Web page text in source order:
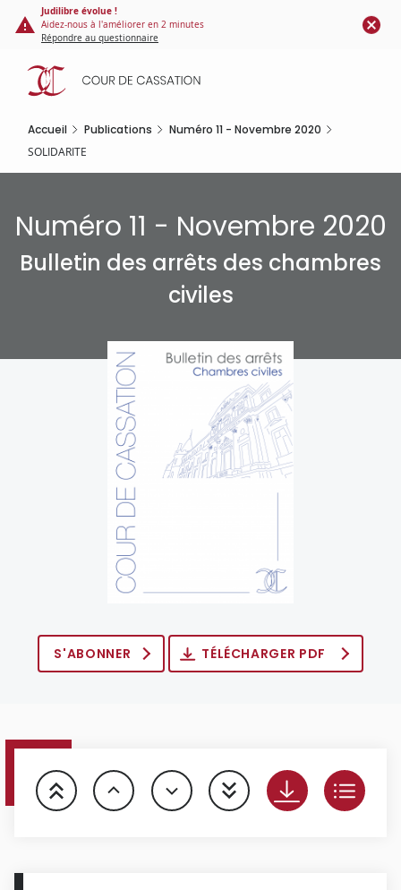
Panneau de gestion des cookies
contenu
principal
Judilibre évolue !
Aidez-nous à l'améliorer en 2 minutes
Répondre au questionnaire
Accueil Publications Numéro 11 - Novembre 2020
SOLIDARITE
Numéro 11 - Novembre 2020
Bulletin des arrêts des chambres
civiles
S'ABONNER TÉLÉCHARGER PDF